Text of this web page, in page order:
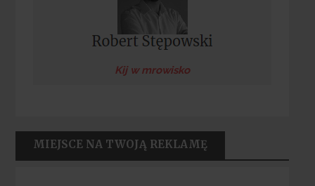
Kij w mrowisko
MIEJSCE NA TWOJĄ REKLAMĘ